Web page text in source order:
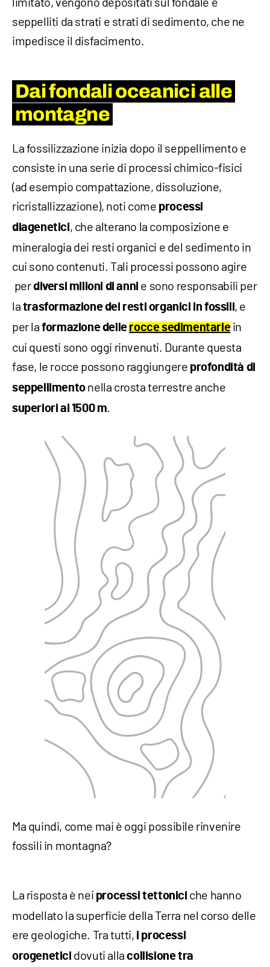
seppelliti da strati e strati di sedimento, che ne
impedisce il disfacimento.
Dai fondali oceanici alle
montagne
La fossilizzazione inizia dopo il seppellimento e
consiste in una serie di processi chimico-fisici
(ad esempio compattazione, dissoluzione,
ricristallizzazione), noti come processi
diagenetici, che alterano la composizione e
mineralogia dei resti organici e del sedimento in
cui sono contenuti. Tali processi possono agire
perdiversi milioni di anni e sono responsabili per
la trasformazione dei resti organici in fossili, e
per la formazione delle rocce sedimentarie in
cui questi sono oggi rinvenuti. Durante questa
fase, le rocce possono raggiungere profondità di
seppellimentonella crosta terrestre anche
superiori ai 1500 m
Ma quindi, come mai è oggi possibile rinvenire
fossili in montagna?
La risposta è nei processi tettonici che hanno
modellato la superficie della Terra nel corso delle
ere geologiche. Tra tutti, i processi
orogenetici dovuti allacollisione tra